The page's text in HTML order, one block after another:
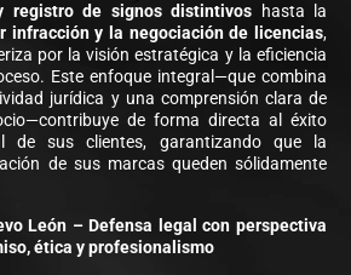
registro de signos distintivos hasta la
infracción y la negociación de licencias,
por la visión estratégica y la eficiencia
Este enfoque integral—que combina
jurídica y una comprensión clara de
de forma directa al éxito
de sus clientes, garantizando que la
de sus marcas queden sólidamente
León – Defensa legal con perspectiva
ética y profesionalismo